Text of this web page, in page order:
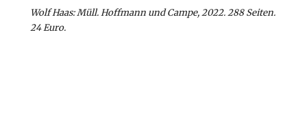
Wolf Haas: Müll. Hoffmann und Campe, 2022. 288 Seiten.
24 Euro.